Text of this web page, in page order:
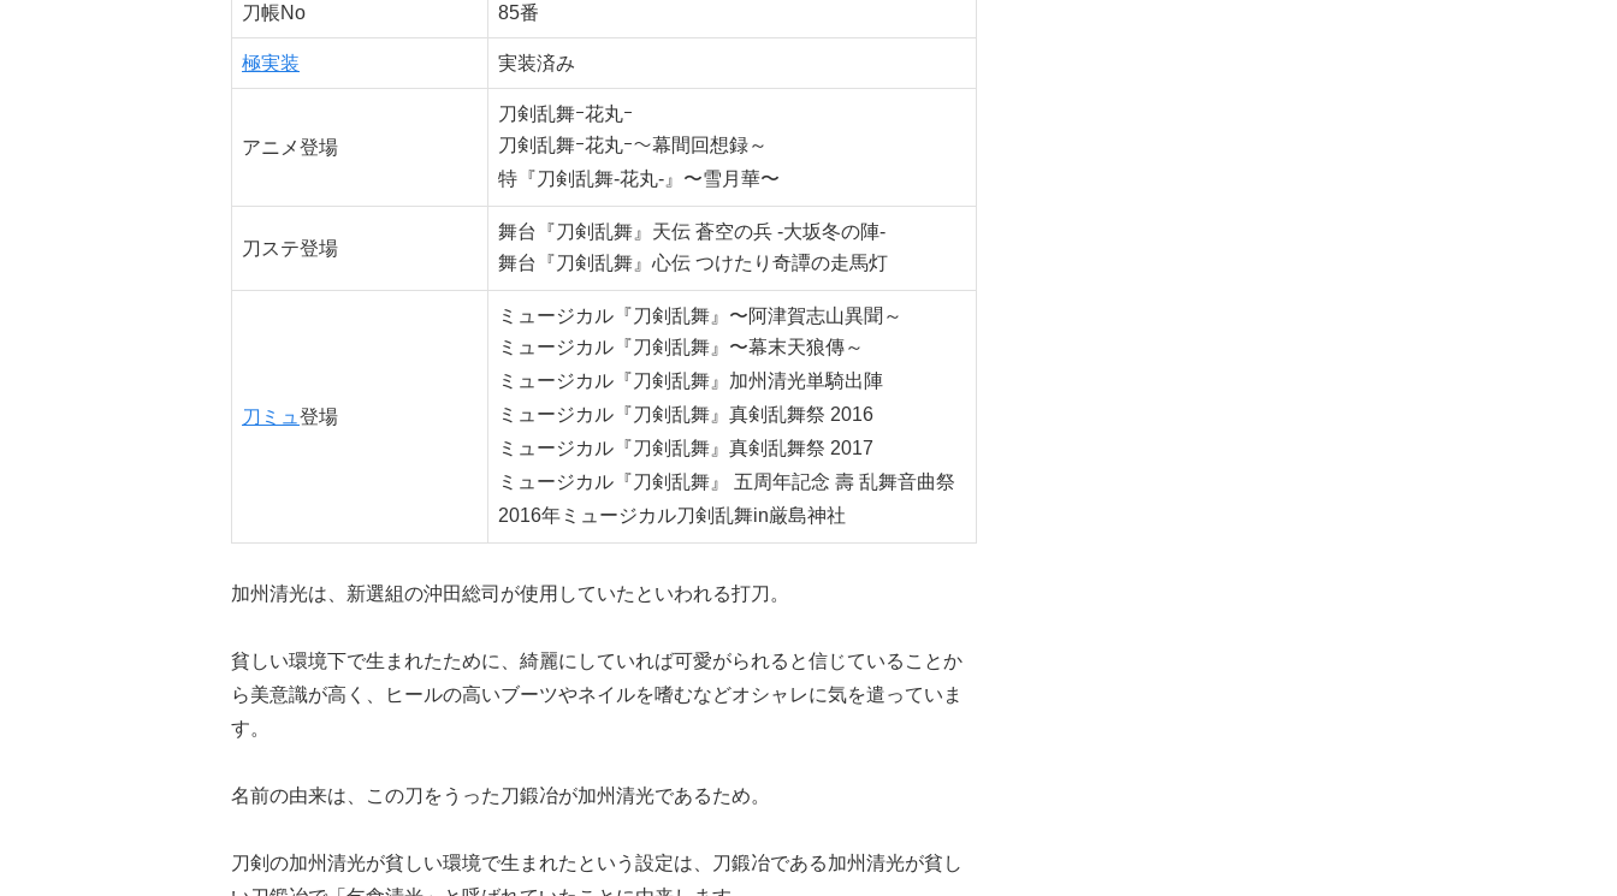
刀帳No 85番
極実装 実装済み
アニメ登場
刀剣乱舞ｰ花丸ｰ
刀剣乱舞ｰ花丸ｰ～幕間回想録～
特『刀剣乱舞-花丸-』〜雪月華〜
刀ステ登場
舞台『刀剣乱舞』天伝 蒼空の兵 -大坂冬の陣-
舞台『刀剣乱舞』心伝 つけたり奇譚の走馬灯
刀ミュ 登場
ミュージカル『刀剣乱舞』〜阿津賀志山異聞～
ミュージカル『刀剣乱舞』〜幕末天狼傳～
ミュージカル『刀剣乱舞』加州清光単騎出陣
ミュージカル『刀剣乱舞』真剣乱舞祭 2016
ミュージカル『刀剣乱舞』真剣乱舞祭 2017
ミュージカル『刀剣乱舞』 五周年記念 壽 乱舞音曲祭
2016年ミュージカル刀剣乱舞in厳島神社
加州清光は、新選組の沖田総司が使用していたといわれる打刀。
貧しい環境下で生まれたために、綺麗にしていれば可愛がられると信じていることか
ら美意識が高く、ヒールの高いブーツやネイルを嗜むなどオシャレに気を遣っていま
す。
名前の由来は、この刀をうった刀鍛冶が加州清光であるため。
刀剣の加州清光が貧しい環境で生まれたという設定は、刀鍛冶である加州清光が貧し